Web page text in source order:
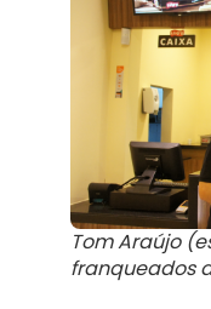
Tom Araújo
franqueados